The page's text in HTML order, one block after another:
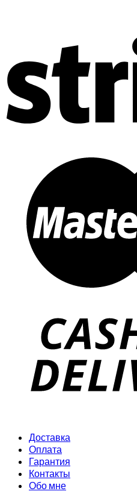
Доставка
Оплата
Гарантия
Контакты
Обо мне